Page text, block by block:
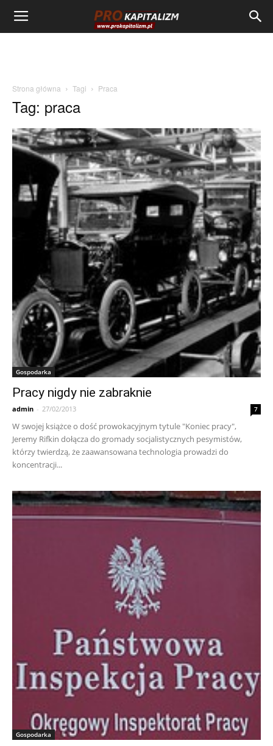
Strona główna Tagi Praca
Tag: praca
Gospodarka
Pracy nigdy nie zabraknie
admin - 27/02/2013 7
W swojej książce o dość prowokacyjnym tytule "Koniec pracy",
Jeremy Rifkin dołącza do gromady socjalistycznych pesymistów,
którzy twierdzą, że zaawansowana technologia prowadzi do
koncentracji...
Gospodarka